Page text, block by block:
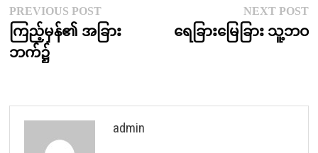
Post
navigation
PREVIOUS POSTPrevious
post:
ကြည့်မှန်၏ အခြား
ဘက်၌
NEXT POST
ရေခြားမြေခြား သူ့ဘဝ
admin